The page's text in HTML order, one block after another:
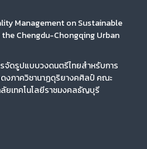
Management on Sustainable
Chengdu-Chongqing Urban
จัดรูปแบบวงดนตรีไทยสำหรับการ
งภาควิชานาฏดุริยางคศิลป์ คณะ
ยเทคโนโลยีราชมงคลธัญบุรี